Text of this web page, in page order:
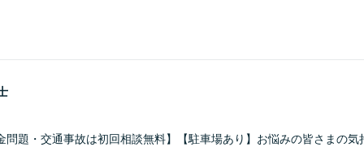
問題・交通事故は初回相談無料】【駐車場あり】お悩みの皆さまの気